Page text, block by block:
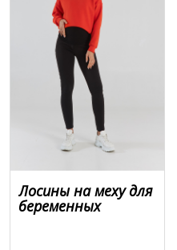
Лосины на меху для
беременных